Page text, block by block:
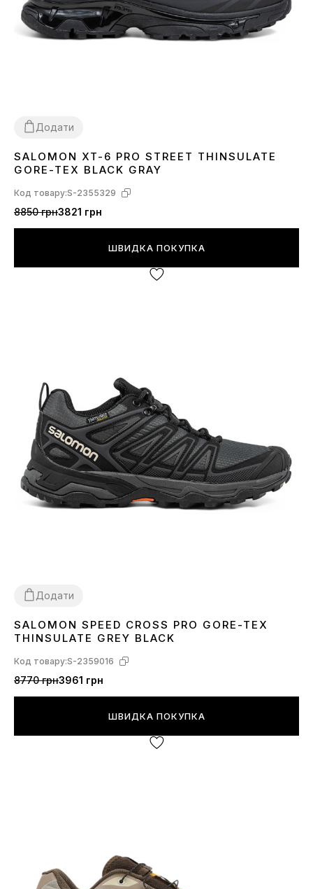
Додати
414243 44 45 46
SALOMON XT-6 PRO STREET THINSULATE
GORE-TEX BLACK GRAY
Код товару:S-2355329
8850 грн3821 грн
ШВИДКА ПОКУПКА
Додати
414243 44 45 46
SALOMON SPEED CROSS PRO GORE-TEX
THINSULATE GREY BLACK
Код товару:S-2359016
8770 грн3961 грн
ШВИДКА ПОКУПКА